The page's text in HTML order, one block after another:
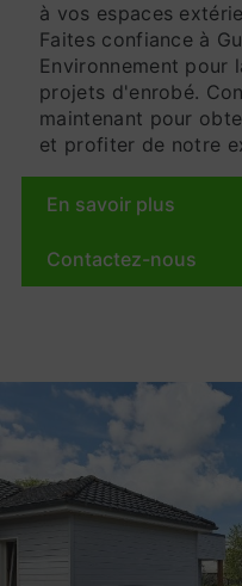
à vos espaces
Faites confiance à
Environnement pour
projets d'enrobé.
maintenant pour
et profiter de notre
En savoir plus
Contactez-nous